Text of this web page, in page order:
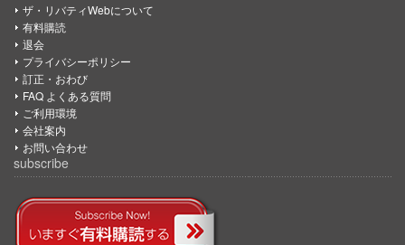
ザ・リバティWebについて
有料購読
退会
プライバシーポリシー
訂正・おわび
FAQ よくある質問
ご利用環境
会社案内
お問い合わせ
subscribe